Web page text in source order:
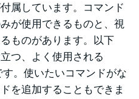
属しています。コマンド
が使用できるものと、視
ものがあります。以下
つ、よく使用される
。使いたいコマンドがな
を追加することもできま